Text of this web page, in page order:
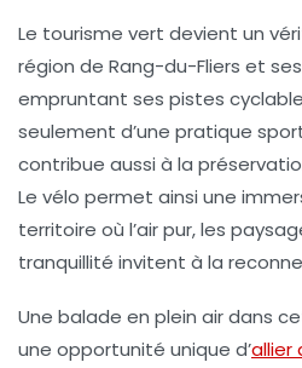
Le tourisme vert devient un
région de Rang-du-Fliers et ses
empruntant ses pistes
seulement d’une pratique
contribue aussi à la
Le vélo permet ainsi une
territoire où l’air pur, les
tranquillité invitent à la
Une balade en plein air dans
une opportunité unique d’allier